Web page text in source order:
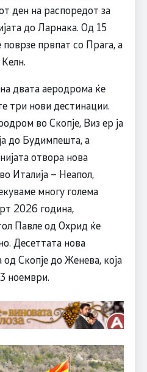
ден на распоредот за
до Ларнака. Од 15
поврзе првпат со Прага, а
двата аеродрома ќе
три нови дестинации.
во Скопје, Виз ер ја
до Будимпешта, а
отвора нова
Италија – Неапол,
многу голема
2026 година,
Павле од Охрид ќе
Десеттата нова
од Скопјe до Женева, која
ноември.